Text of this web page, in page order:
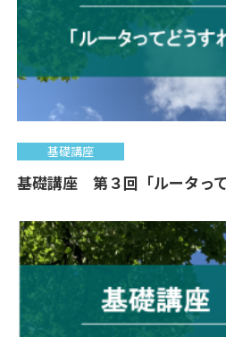
基礎講座
基礎講座 第３回「ルータっ